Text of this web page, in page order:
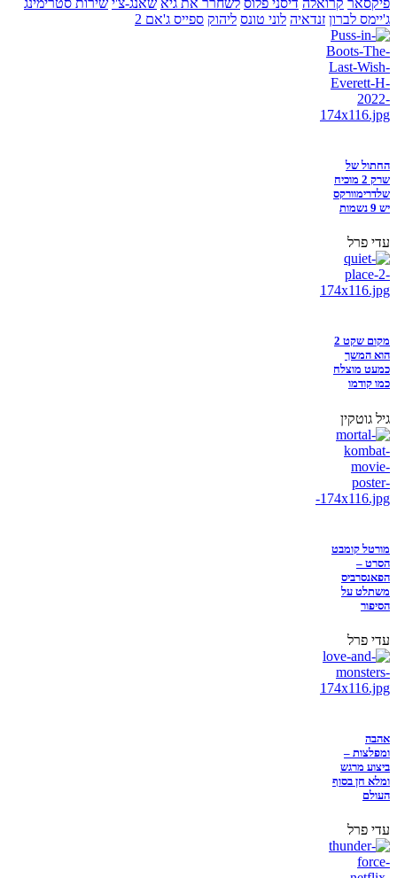
ג'יימס לברון זנדאיה לוני טונס ליהוק ספייס ג'אם 2
החתול של
שרק 2 מוכיח
שלדרימוורקס
יש 9 נשמות
עדי פרל
מקום שקט 2
הוא המשך
כמעט מוצלח
כמו קודמו
גיל גוטקין
מורטל קומבט
הסרט –
הפאנסרביס
משתלט על
הסיפור
עדי פרל
אהבה
ומפלצות –
ביצוע מרגש
ומלא חן בסוף
העולם
עדי פרל